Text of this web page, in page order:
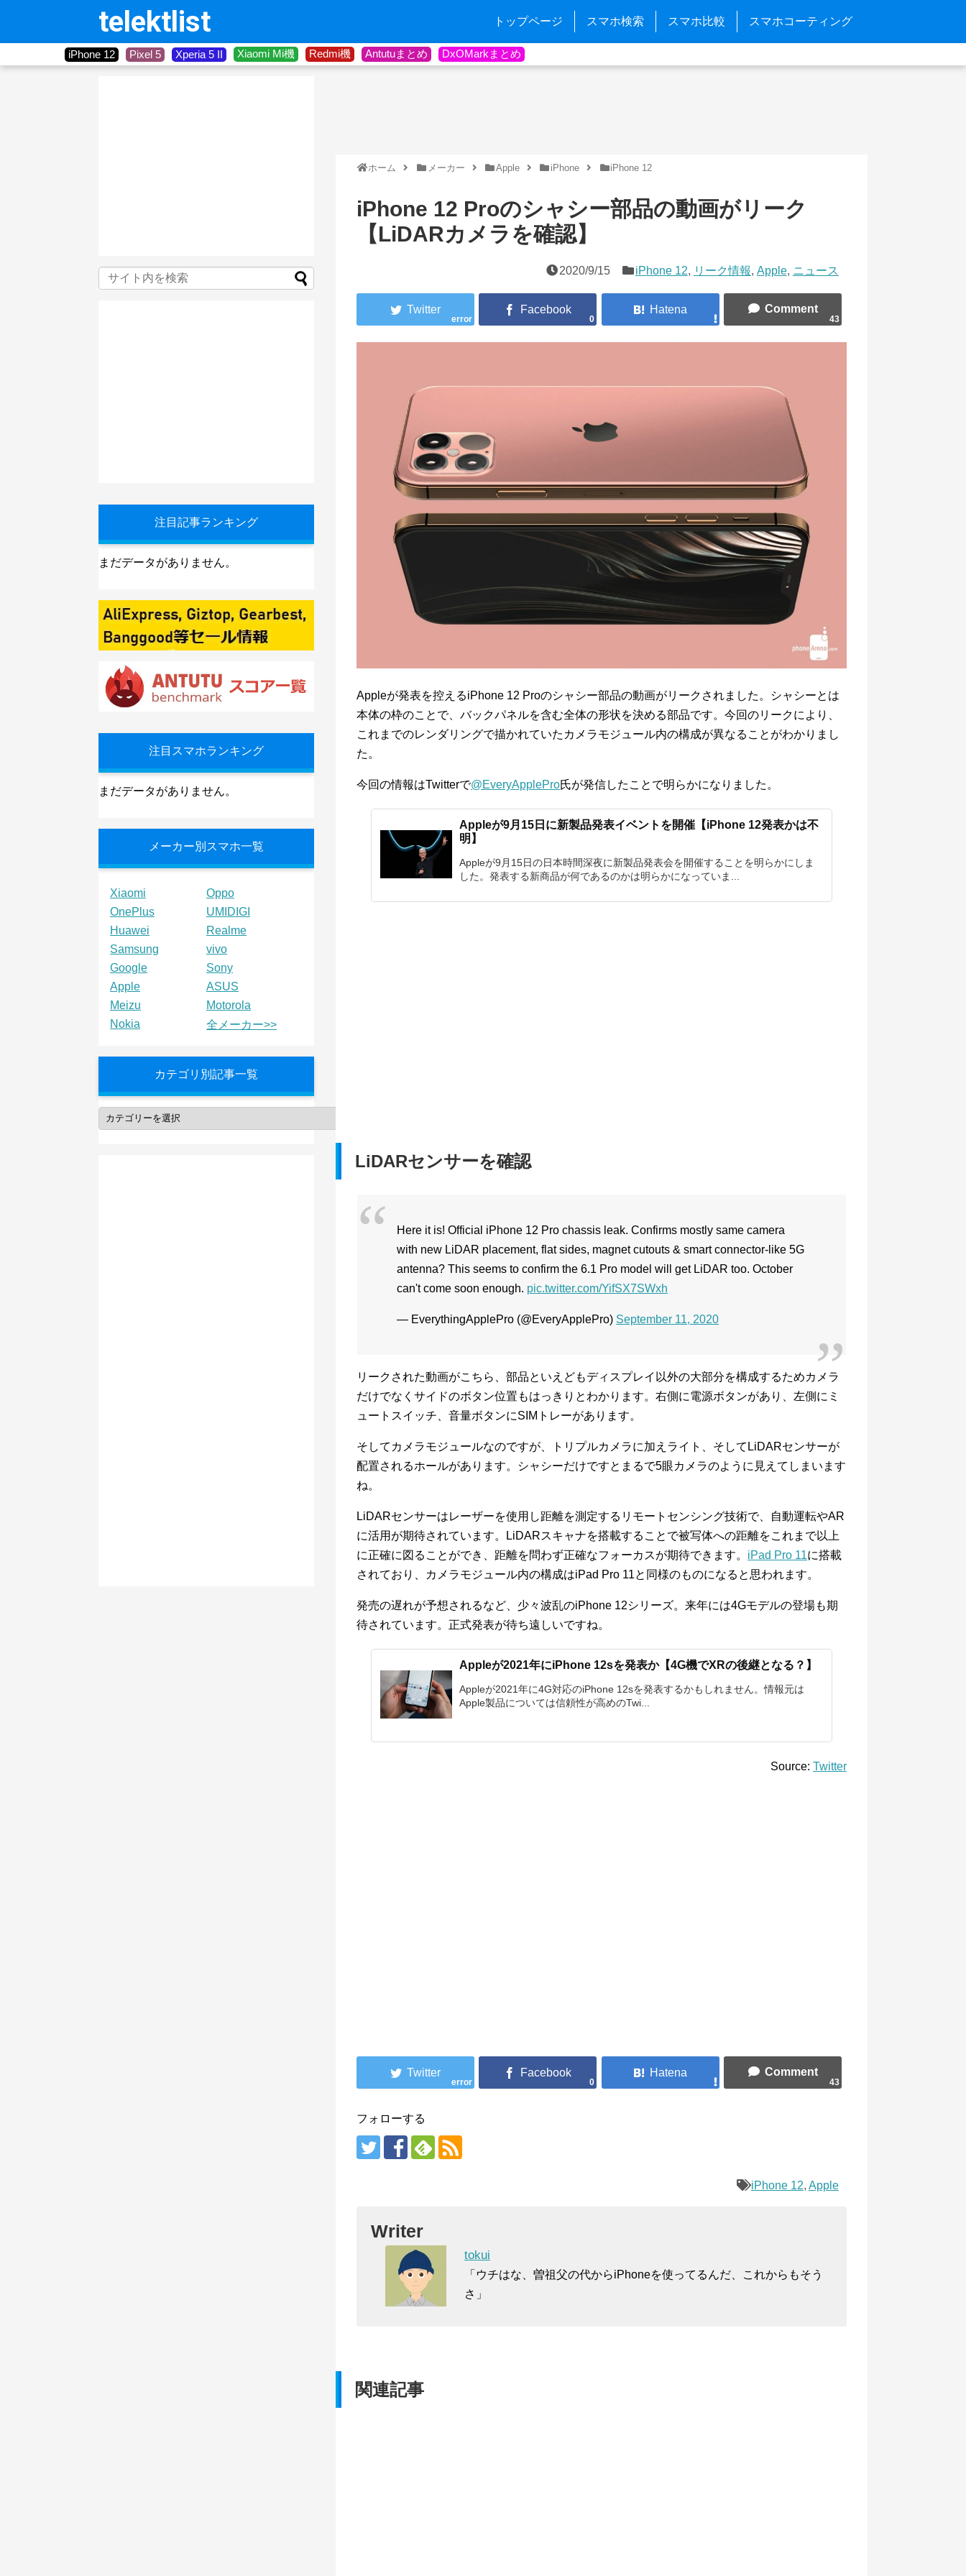
telektlist トップページ スマホ検索 スマホ比較 スマホコーティング
iPhone 12 Pixel 5 Xperia 5 II Xiaomi Mi機 Redmi機 Antutuまとめ DxOMarkまとめ
ホーム メーカー Apple iPhone iPhone 12
iPhone 12 Proのシャシー部品の動画がリーク
【LiDARカメラを確認】
2020/9/15 iPhone 12, リーク情報, Apple, ニュース
error 0 43
Appleが発表を控えるiPhone 12 Proのシャシー部品の動画がリークされました。シャシーとは
本体の枠のことで、バックパネルを含む全体の形状を決める部品です。今回のリークにより、
これまでのレンダリングで描かれていたカメラモジュール内の構成が異なることがわかりまし
た。
今回の情報はTwitterで@EveryApplePro氏が発信したことで明らかになりました。
Appleが9月15日に新製品発表イベントを開催【iPhone 12発表かは不
明】
Appleが9月15日の日本時間深夜に新製品発表会を開催することを明らかにしま
した。発表する新商品が何であるのかは明らかになっていま...
LiDARセンサーを確認
Here it is! Official iPhone 12 Pro chassis leak. Confirms mostly same camera
with new LiDAR placement, flat sides, magnet cutouts & smart connector-like 5G
antenna? This seems to confirm the 6.1 Pro model will get LiDAR too. October
can't come soon enough. pic.twitter.com/YifSX7SWxh
— EverythingApplePro (@EveryApplePro) September 11, 2020
リークされた動画がこちら、部品といえどもディスプレイ以外の大部分を構成するためカメラ
だけでなくサイドのボタン位置もはっきりとわかります。右側に電源ボタンがあり、左側にミ
ュートスイッチ、音量ボタンにSIMトレーがあります。
そしてカメラモジュールなのですが、トリプルカメラに加えライト、そしてLiDARセンサーが
配置されるホールがあります。シャシーだけですとまるで5眼カメラのように見えてしまいます
ね。
LiDARセンサーはレーザーを使用し距離を測定するリモートセンシング技術で、自動運転やAR
に活用が期待されています。
LiDARスキャナを搭載することで被写体への距離をこれまで以上
に正確に図ることができ、距離を問わず正確なフォーカスが期待できます。 iPad Pro 11に搭載
されており、カメラモジュール内の構成はiPad Pro 11と同様のものになると思われます。
発売の遅れが予想されるなど、少々波乱のiPhone 12シリーズ。来年には4Gモデルの登場も期
待されています。正式発表が待ち遠しいですね。
Appleが2021年にiPhone 12sを発表か【4G機でXRの後継となる？】
Appleが2021年に4G対応のiPhone 12sを発表するかもしれません。情報元は
Apple製品については信頼性が高めのTwi...
Source: Twitter
error 0 43
フォローする
iPhone 12, Apple
Writer
tokui
「ウチはな、曽祖父の代からiPhoneを使ってるんだ、これからもそう
さ」
関連記事
注目記事ランキング
まだデータがありません。
注目スマホランキング
まだデータがありません。
メーカー別スマホ一覧
Xiaomi
Oppo
OnePlus
UMIDIGI
Huawei
Realme
Samsung
vivo
Google
Sony
Apple
ASUS
Meizu
Motorola
Nokia
全メーカー>>
カテゴリ別記事一覧